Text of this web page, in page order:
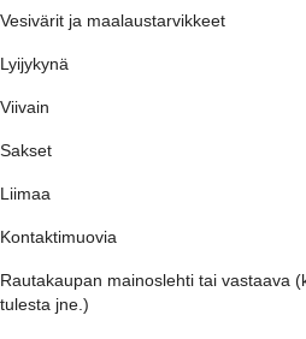
Vesivärit ja maalaustarvikkeet
Lyijykynä
Viivain
Sakset
Liimaa
Kontaktimuovia
Rautakaupan mainoslehti tai vastaava
tulesta jne.)